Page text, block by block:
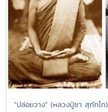
"ปล่อยวาง" (หลวงปู่ชา สุภัทโท)